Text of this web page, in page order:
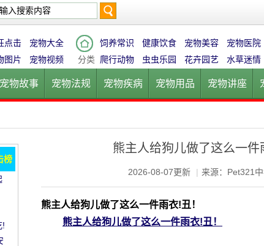
索
点击
宠物大全
图片
宠物视频 分类
饲养常识 健康饮食 宠物美容 宠物医院
爬行动物
虫虫乐园 花卉园艺 水草迷情
宠物故事 宠物法规 宠物疾病 宠物用品 宠物讲座
熊主人给狗儿做了这么一件
2026-08-07更新 | 来源：Pet321
熊主人给狗儿做了这么一件雨衣!丑！
熊主人给狗儿做了这么一件雨衣!丑！
榜
!